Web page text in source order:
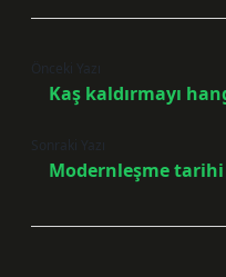
Önceki Yazı
Kaş kaldırmayı
Sonraki Yazı
Modernleşme